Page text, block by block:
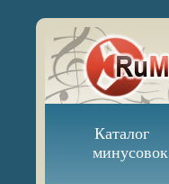
Каталог
минусовок